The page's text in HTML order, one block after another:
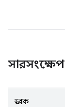
সারসংক্ষেপ
ধ্রুবক